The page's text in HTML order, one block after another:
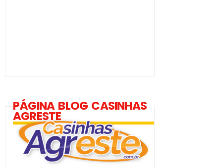
PÁGINA BLOG CASINHAS
AGRESTE